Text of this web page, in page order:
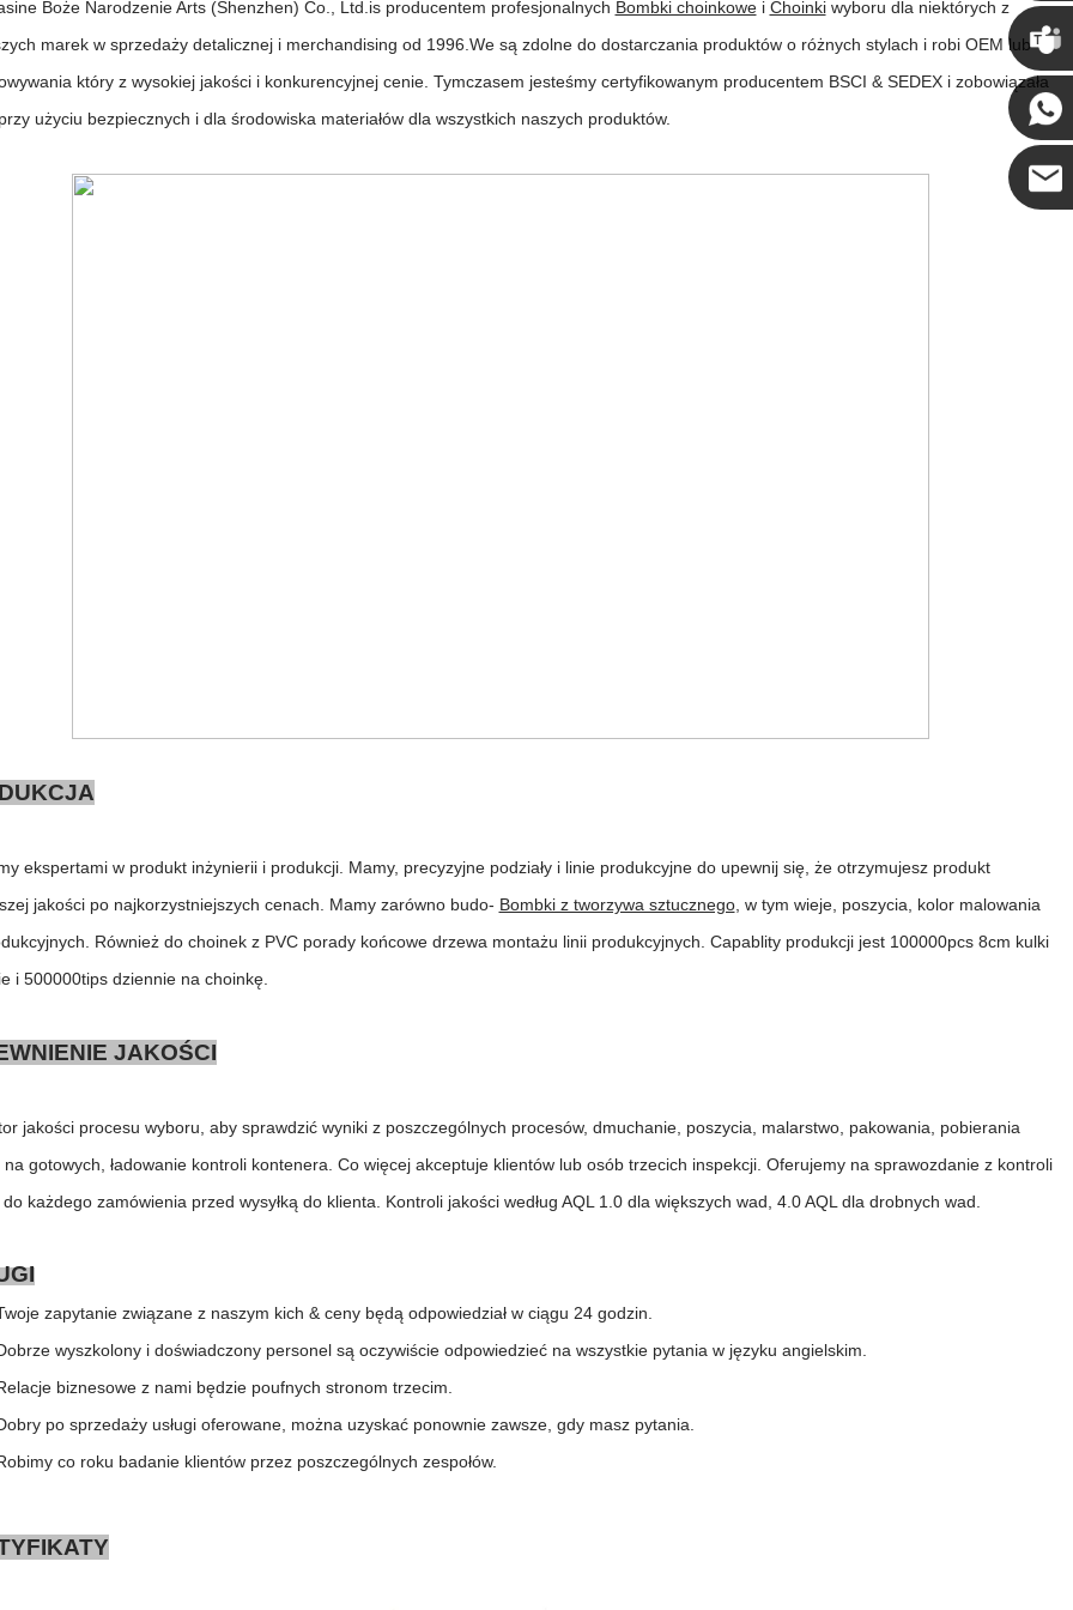
2026-06-18 17:18:38
Boże Narodzenie Arts (Shenzhen) Co., Ltd.is producentem profesjonalnych Bombki choinkowei Choinkiwyboru dla niektórych z
marek w sprzedaży detalicznej i merchandising od 1996.We są zdolne do dostarczania produktów o różnych stylach i robi OEM lub
który z wysokiej jakości i konkurencyjnej cenie. Tymczasem jesteśmy certyfikowanym producentem BSCI & SEDEX i zobowiązała
użyciu bezpiecznych i dla środowiska materiałów dla wszystkich naszych produktów.
ekspertami w produkt inżynierii i produkcji. Mamy, precyzyjne podziały i linie produkcyjne do upewnij się, że otrzymujesz produkt
jakości po najkorzystniejszych cenach. Mamy zarówno budo- Bombki z tworzywa sztucznego, w tym wieje, poszycia, kolor malowania
Również do choinek z PVC porady końcowe drzewa montażu linii produkcyjnych. Capablity produkcji jest 100000pcs 8cm kulki
i 500000tips dziennie na choinkę.
JAKOŚCI
jakości procesu wyboru, aby sprawdzić wyniki z poszczególnych procesów, dmuchanie, poszycia, malarstwo, pakowania, pobierania
gotowych, ładowanie kontroli kontenera. Co więcej akceptuje klientów lub osób trzecich inspekcji. Oferujemy na sprawozdanie z kontroli
każdego zamówienia przed wysyłką do klienta. Kontroli jakości według AQL 1.0 dla większych wad, 4.0 AQL dla drobnych wad.
zapytanie związane z naszym kich & ceny będą odpowiedział w ciągu 24 godzin.
wyszkolony i doświadczony personel są oczywiście odpowiedzieć na wszystkie pytania w języku angielskim.
biznesowe z nami będzie poufnych stronom trzecim.
po sprzedaży usługi oferowane, można uzyskać ponownie zawsze, gdy masz pytania.
co roku badanie klientów przez poszczególnych zespołów.
Chris
Kenny